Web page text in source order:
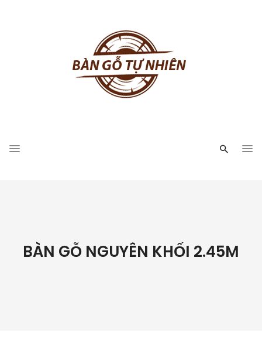
BÀN GỖ NGUYÊN KHỐI 2.45M